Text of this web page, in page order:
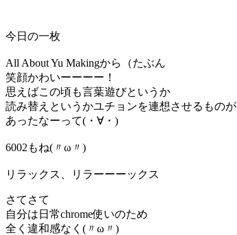
今日の一枚
All About Yu Makingから（たぶん
笑顔かわいーーーー！
思えばこの頃も言葉遊びというか
読み替えというかユチョンを連想させるものが
あったなーって(・∀・)
6002もね(〃ω〃)
リラックス、リラーーーックス
さてさて
自分は日常chrome使いのため
全く違和感なく(〃ω〃)